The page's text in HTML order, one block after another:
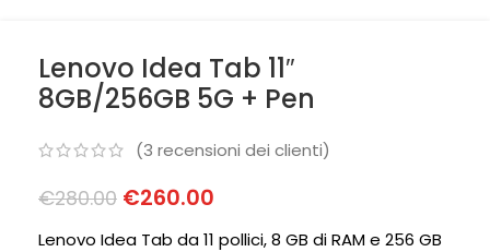
Lenovo Idea Tab 11″
8GB/256GB 5G + Pen
(3 recensioni dei clienti)
€280.00 €260.00
Lenovo Idea Tab da 11 pollici, 8 GB di RAM e 256 GB